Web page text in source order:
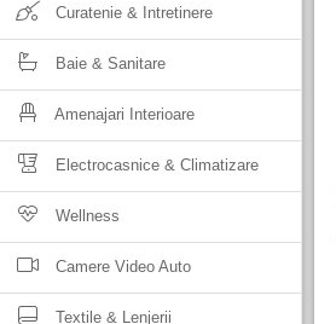
Curatenie & Intretinere
Baie & Sanitare
Amenajari Interioare
Electrocasnice & Climatizare
Wellness
Camere Video Auto
Textile & Lenjerii